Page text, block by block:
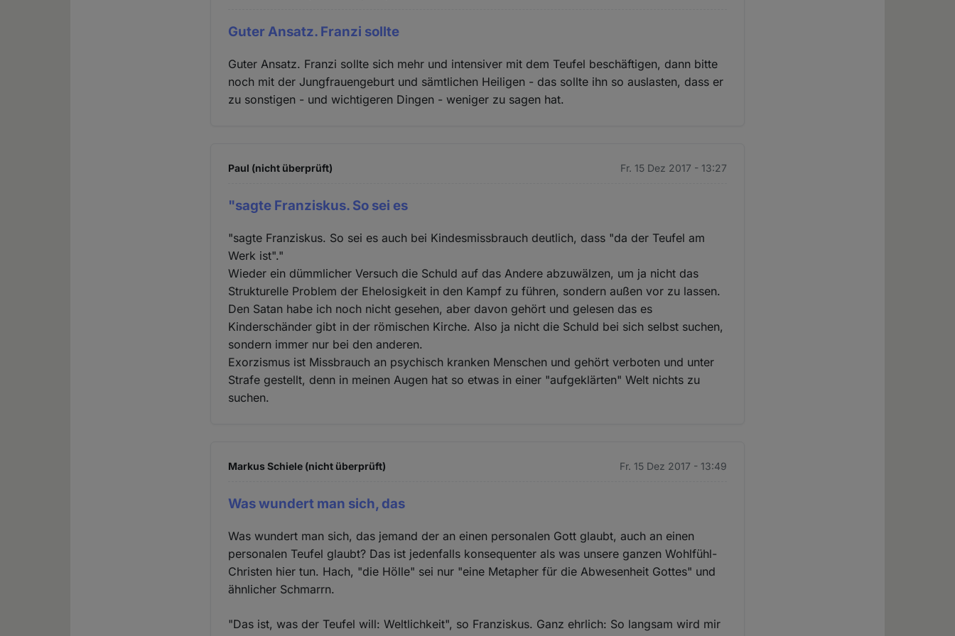
Guter Ansatz. Franzi sollte
Guter Ansatz. Franzi sollte sich mehr und intensiver mit dem Teufel beschäftigen, dann bitte
noch mit der Jungfrauengeburt und sämtlichen Heiligen - das sollte ihn so auslasten, dass er
zu sonstigen - und wichtigeren Dingen - weniger zu sagen hat.
Paul (nicht überprüft) Fr. 15 Dez 2017 - 13:27
"sagte Franziskus. So sei es
"sagte Franziskus. So sei es auch bei Kindesmissbrauch deutlich, dass "da der Teufel am
Werk ist"."
Wieder ein dümmlicher Versuch die Schuld auf das Andere abzuwälzen, um ja nicht das
Strukturelle Problem der Ehelosigkeit in den Kampf zu führen, sondern außen vor zu lassen.
Den Satan habe ich noch nicht gesehen, aber davon gehört und gelesen das es
Kinderschänder gibt in der römischen Kirche. Also ja nicht die Schuld bei sich selbst suchen,
sondern immer nur bei den anderen.
Exorzismus ist Missbrauch an psychisch kranken Menschen und gehört verboten und unter
Strafe gestellt, denn in meinen Augen hat so etwas in einer "aufgeklärten" Welt nichts zu
suchen.
Markus Schiele (nicht überprüft) Fr. 15 Dez 2017 - 13:49
Was wundert man sich, das
Was wundert man sich, das jemand der an einen personalen Gott glaubt, auch an einen
personalen Teufel glaubt? Das ist jedenfalls konsequenter als was unsere ganzen Wohlfühl-
Christen hier tun. Hach, "die Hölle" sei nur "eine Metapher für die Abwesenheit Gottes" und
ähnlicher Schmarrn.
"Das ist, was der Teufel will: Weltlichkeit", so Franziskus. Ganz ehrlich: So langsam wird mir